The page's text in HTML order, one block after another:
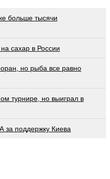
больше тысячи
сахар в России
но рыба все равно
турнире, но выиграл в
за поддержку Киева